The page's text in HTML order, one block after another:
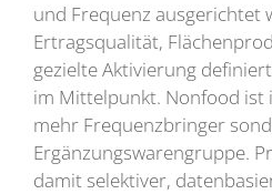
und Frequenz ausgerichtet
Ertragsqualität,
gezielte Aktivierung
im Mittelpunkt. Nonfood
mehr Frequenzbringer
Ergänzungswarengruppe.
damit selektiver,